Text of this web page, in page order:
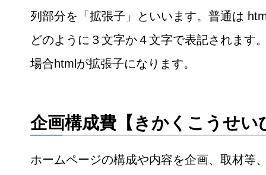
列部分を「拡張子」といいます。普通は
どのように３文字か４文字で表記されます
場合htmlが拡張子になります。
企画構成費【きかくこうせい
ホームページの構成や内容を企画、取材等